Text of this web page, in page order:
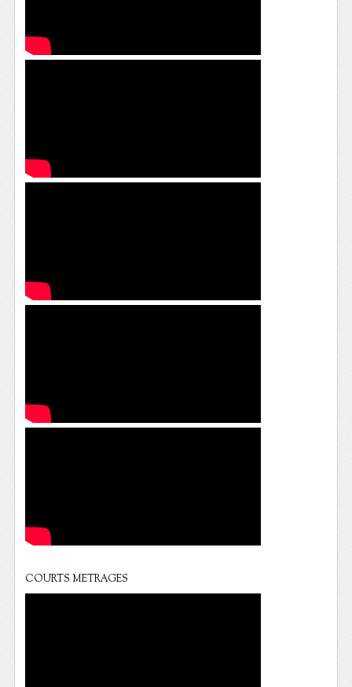
COURTS METRAGES